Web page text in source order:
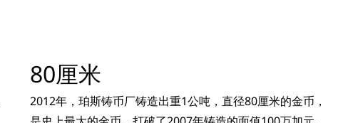
80厘米
2012年，珀斯铸币厂铸造出重1公吨，直径80厘米的金币，